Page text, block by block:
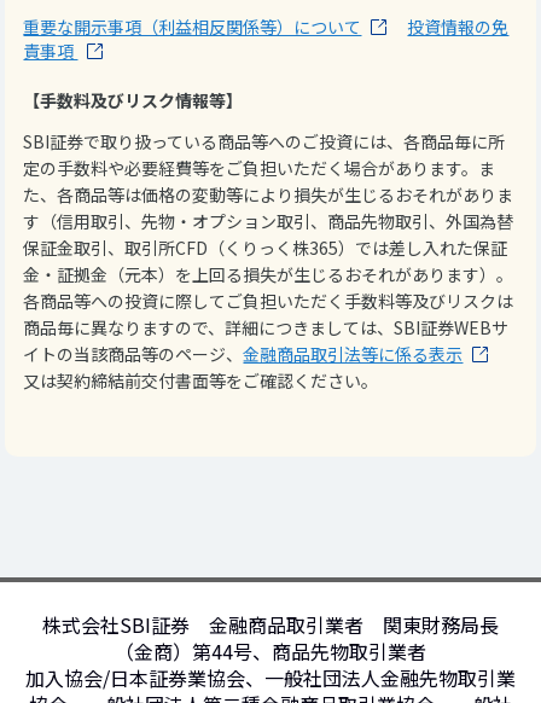
重要な開示事項（利益相反関係等）について
投資情報の免
責事項
【手数料及びリスク情報等】
SBI証券で取り扱っている商品等へのご投資には、各商品毎に所
定の手数料や必要経費等をご負担いただく場合があります。ま
た、各商品等は価格の変動等により損失が生じるおそれがありま
す（信用取引、先物・オプション取引、商品先物取引、外国為替
保証金取引、取引所CFD（くりっく株365）では差し入れた保証
金・証拠金（元本）を上回る損失が生じるおそれがあります）。
各商品等への投資に際してご負担いただく手数料等及びリスクは
商品毎に異なりますので、詳細につきましては、SBI証券WEBサ
イトの当該商品等のページ、金融商品取引法等に係る表示
又は契約締結前交付書面等をご確認ください。
株式会社SBI証券 金融商品取引業者 関東財務局長
（金商）第44号、商品先物取引業者
加入協会/日本証券業協会、一般社団法人金融先物取引業